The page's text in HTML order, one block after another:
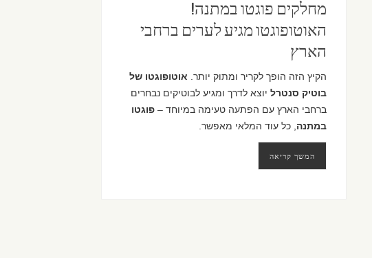
מחלקים פוגטו במתנה!
האוטופוגטו מגיע לערים ברחבי
הארץ
הקיץ הזה הופך לקריר ומתוק יותר. אוטופוגטו של
בוטיק סנטרליוצא לדרך ומגיע לבוטיקים נבחרים
ברחבי הארץ עם הפתעה טעימה במיוחד – פוגטו
במתנה , כל עוד המלאי מאפשר.
המשך קריאה